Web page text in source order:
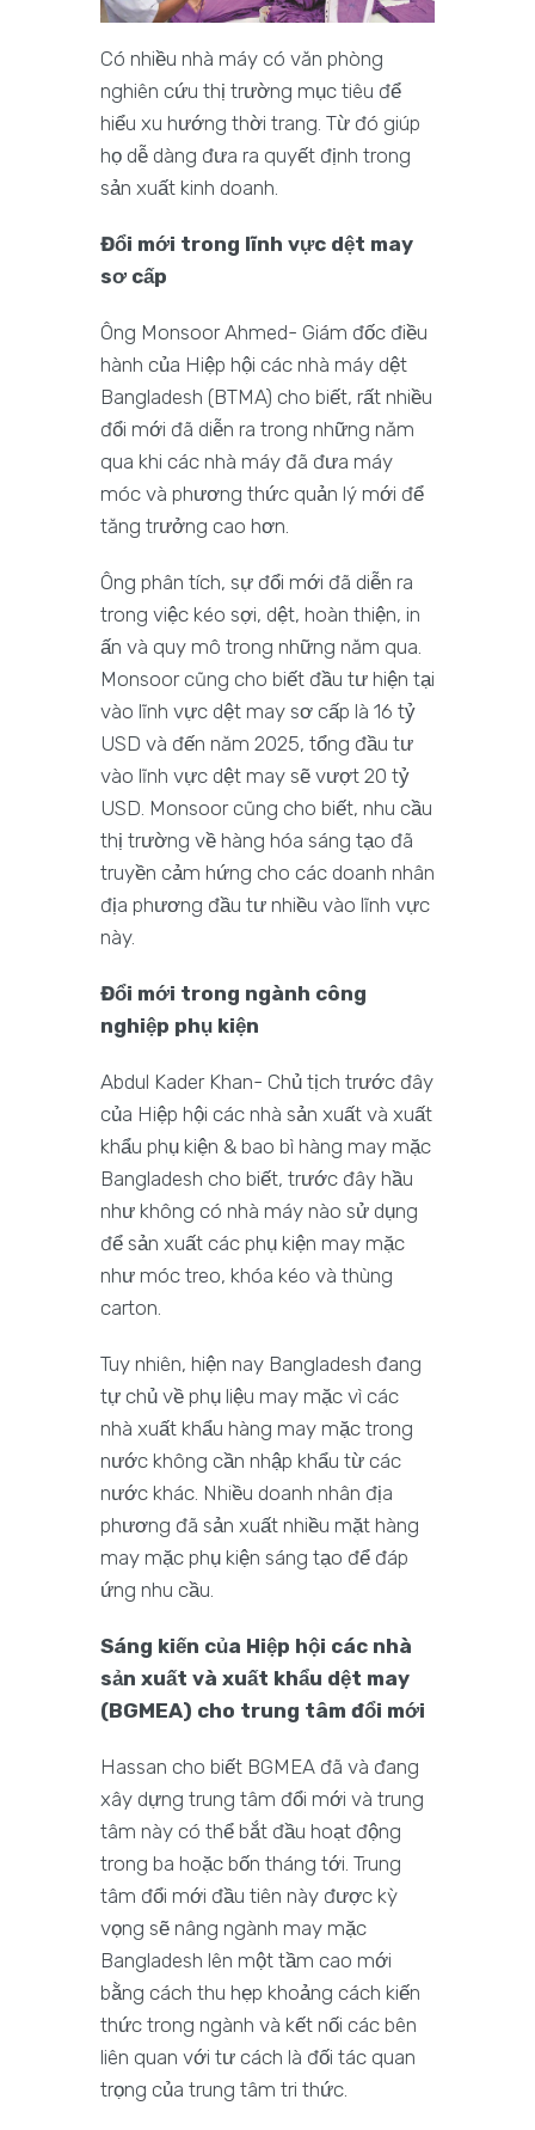
Có nhiều nhà máy có văn phòng
nghiên cứu thị trường mục tiêu để
hiểu xu hướng thời trang. Từ đó giúp
họ dễ dàng đưa ra quyết định trong
sản xuất kinh doanh.
Đổi mới trong lĩnh vực dệt may
sơ cấp
Ông Monsoor Ahmed- Giám đốc điều
hành của Hiệp hội các nhà máy dệt
Bangladesh (BTMA) cho biết, rất nhiều
đổi mới đã diễn ra trong những năm
qua khi các nhà máy đã đưa máy
móc và phương thức quản lý mới để
tăng trưởng cao hơn.
Ông phân tích, sự đổi mới đã diễn ra
trong việc kéo sợi, dệt, hoàn thiện, in
ấn và quy mô trong những năm qua.
Monsoor cũng cho biết đầu tư hiện tại
vào lĩnh vực dệt may sơ cấp là 16 tỷ
USD và đến năm 2025, tổng đầu tư
vào lĩnh vực dệt may sẽ vượt 20 tỷ
USD. Monsoor cũng cho biết, nhu cầu
thị trường về hàng hóa sáng tạo đã
truyền cảm hứng cho các doanh nhân
địa phương đầu tư nhiều vào lĩnh vực
này.
Đổi mới trong ngành công
nghiệp phụ kiện
Abdul Kader Khan- Chủ tịch trước đây
của Hiệp hội các nhà sản xuất và xuất
khẩu phụ kiện & bao bì hàng may mặc
Bangladesh cho biết, trước đây hầu
như không có nhà máy nào sử dụng
để sản xuất các phụ kiện may mặc
như móc treo, khóa kéo và thùng
carton.
Tuy nhiên, hiện nay Bangladesh đang
tự chủ về phụ liệu may mặc vì các
nhà xuất khẩu hàng may mặc trong
nước không cần nhập khẩu từ các
nước khác. Nhiều doanh nhân địa
phương đã sản xuất nhiều mặt hàng
may mặc phụ kiện sáng tạo để đáp
ứng nhu cầu.
Sáng kiến của Hiệp hội các nhà
sản xuất và xuất khẩu dệt may
(BGMEA) cho trung tâm đổi mới
Hassan cho biết BGMEA đã và đang
xây dựng trung tâm đổi mới và trung
tâm này có thể bắt đầu hoạt động
trong ba hoặc bốn tháng tới. Trung
tâm đổi mới đầu tiên này được kỳ
vọng sẽ nâng ngành may mặc
Bangladesh lên một tầm cao mới
bằng cách thu hẹp khoảng cách kiến
thức trong ngành và kết nối các bên
liên quan với tư cách là đối tác quan
trọng của trung tâm tri thức.